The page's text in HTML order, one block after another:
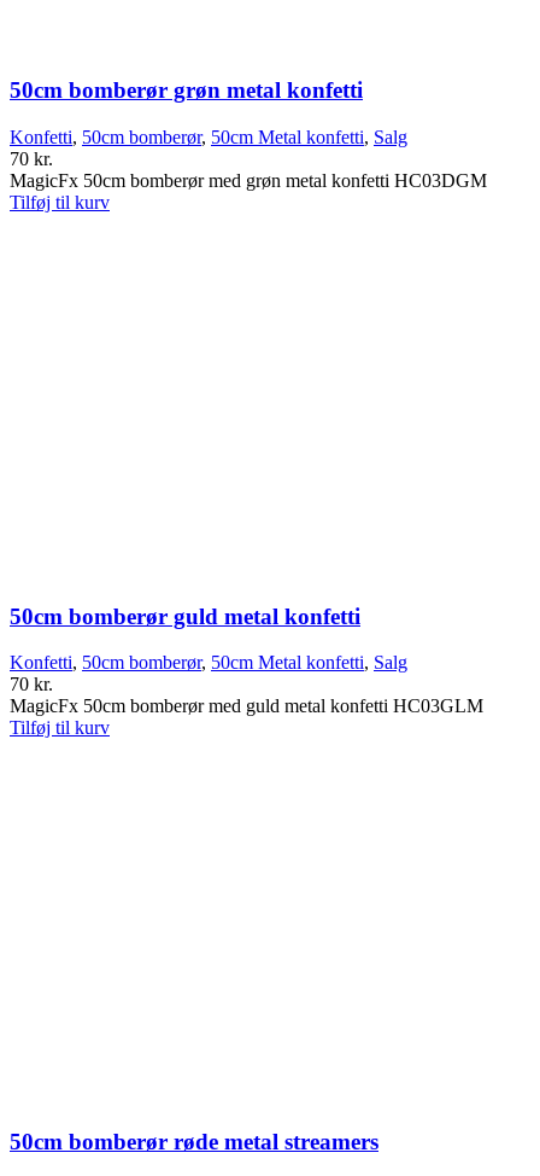
50cm bomberør grøn metal konfetti
Konfetti, 50cm bomberør, 50cm Metal konfetti, Salg
70 kr.
MagicFx 50cm bomberør med grøn metal konfetti HC03DGM
Tilføj til kurv
50cm bomberør guld metal konfetti
Konfetti, 50cm bomberør, 50cm Metal konfetti, Salg
70 kr.
MagicFx 50cm bomberør med guld metal konfetti HC03GLM
Tilføj til kurv
50cm bomberør røde metal streamers